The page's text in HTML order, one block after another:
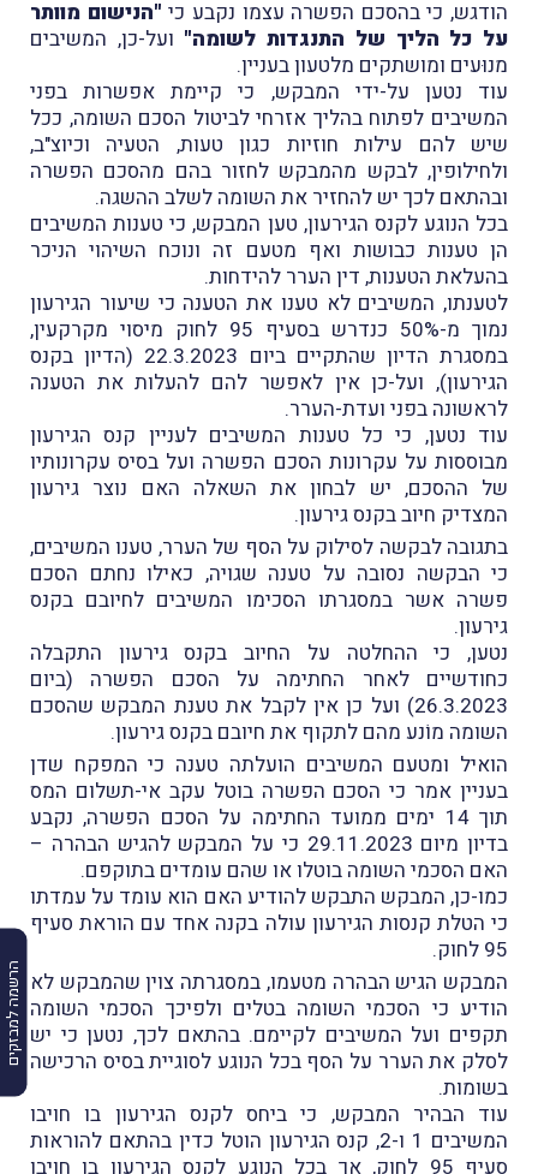
הרשמה למבזקים
הודגש, כי בהסכם הפשרה עצמו נקבע כי "הנישום מוותר
על כל הליך של התנגדות לשומה" ועל-כן, המשיבים
מנוּעים ומושתקים מלטעון בעניין.
עוד נטען על-ידי המבקש, כי קיימת אפשרות בפני
המשיבים לפתוח בהליך אזרחי לביטול הסכם השומה, ככל
שיש להם עילות חוזיות כגון טעות, הטעיה וכיוצ"ב,
ולחילופין, לבקש מהמבקש לחזור בהם מהסכם הפשרה
ובהתאם לכך יש להחזיר את השומה לשלב ההשגה.
בכל הנוגע לקנס הגירעון, טען המבקש, כי טענות המשיבים
הן טענות כבושות ואף מטעם זה ונוכח השיהוי הניכר
בהעלאת הטענות, דין הערר להידחות.
לטענתו, המשיבים לא טענו את הטענה כי שיעור הגירעון
נמוך מ-50% כנדרש בסעיף 95 לחוק מיסוי מקרקעין,
במסגרת הדיון שהתקיים ביום 22.3.2023 (הדיון בקנס
הגירעון), ועל-כן אין לאפשר להם להעלות את הטענה
לראשונה בפני ועדת-הערר.
עוד נטען, כי כל טענות המשיבים לעניין קנס הגירעון
מבוססות על עקרונות הסכם הפשרה ועל בסיס עקרונותיו
של ההסכם, יש לבחון את השאלה האם נוצר גירעון
המצדיק חיוב בקנס גירעון.
בתגובה לבקשה לסילוק על הסף של הערר, טענו המשיבים,
כי הבקשה נסובה על טענה שגויה, כאילו נחתם הסכם
פשרה אשר במסגרתו הסכימו המשיבים לחיובם בקנס
גירעון.
נטען, כי ההחלטה על החיוב בקנס גירעון התקבלה
כחודשיים לאחר החתימה על הסכם הפשרה (ביום
26.3.2023) ועל כן אין לקבל את טענת המבקש שהסכם
השומה מוֹנע מהם לתקוף את חיובם בקנס גירעון.
הואיל ומטעם המשיבים הועלתה טענה כי המפקח שדן
בעניין אמר כי הסכם הפשרה בוטל עקב אי-תשלום המס
תוך 14 ימים ממועד החתימה על הסכם הפשרה, נקבע
בדיון מיום 29.11.2023 כי על המבקש להגיש הבהרה –
האם הסכמי השומה בוטלו או שהם עומדים בתוקפם.
כמו-כן, המבקש התבקש להודיע האם הוא עומד על עמדתו
כי הטלת קנסות הגירעון עולה בקנה אחד עם הוראת סעיף
95 לחוק.
המבקש הגיש הבהרה מטעמו, במסגרתה צוין שהמבקש לא
הודיע כי הסכמי השומה בטלים ולפיכך הסכמי השומה
תקפים ועל המשיבים לקיימם. בהתאם לכך, נטען כי יש
לסלק את הערר על הסף בכל הנוגע לסוגיית בסיס הרכישה
בשומות.
עוד הבהיר המבקש, כי ביחס לקנס הגירעון בו חויבו
המשיבים 1 ו-2, קנס הגירעון הוטל כדין בהתאם להוראות
סעיף 95 לחוק, אך בכל הנוגע לקנס הגירעון בו חויבו